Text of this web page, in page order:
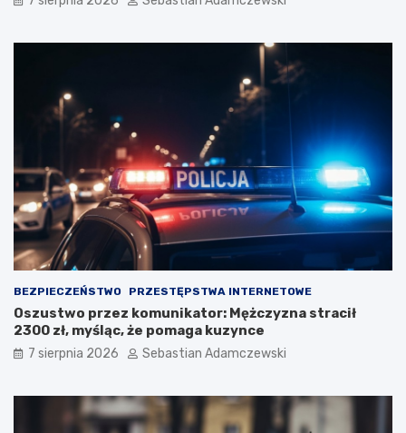
BEZPIECZEŃSTWO PRZESTĘPSTWA INTERNETOWE
Oszustwo przez komunikator: Mężczyzna stracił
2300 zł, myśląc, że pomaga kuzynce
7 sierpnia 2026 Sebastian Adamczewski